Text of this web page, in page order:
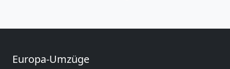
Europa-Umzüge